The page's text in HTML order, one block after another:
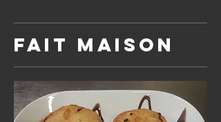
Fait maison